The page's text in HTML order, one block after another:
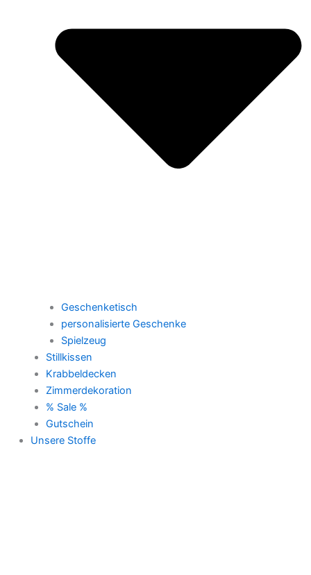
Geschenketisch
personalisierte Geschenke
Spielzeug
Stillkissen
Krabbeldecken
Zimmerdekoration
% Sale %
Gutschein
Unsere Stoffe